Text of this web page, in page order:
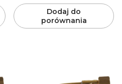
Dodaj do
porównania